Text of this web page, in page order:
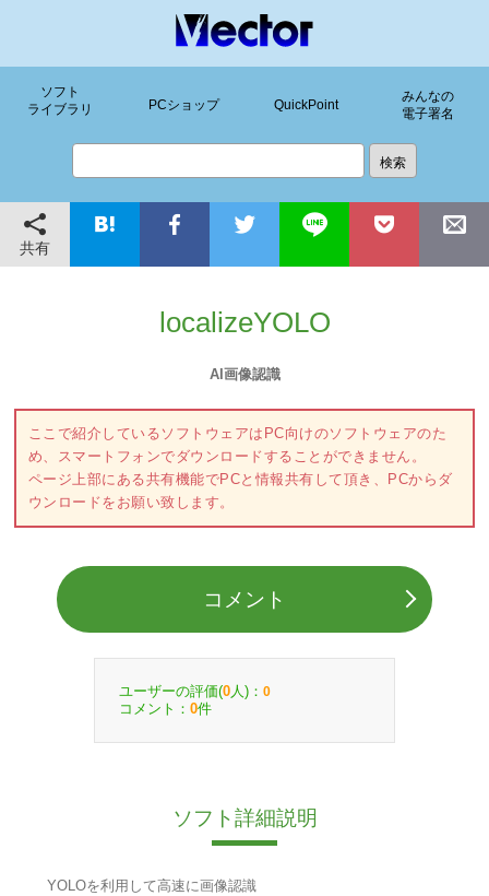
ソフト
ライブラリ
PCショップ QuickPoint
みんなの
電子署名
共有
localizeYOLO
AI画像認識
ここで紹介しているソフトウェアはPC向けのソフトウェアのた
め、スマートフォンでダウンロードすることができません。
ページ上部にある共有機能でPCと情報共有して頂き、PCからダ
ウンロードをお願い致します。
コメント
ユーザーの評価(0 人)： 0
コメント： 0件
ソフト詳細説明
YOLOを利用して高速に画像認識